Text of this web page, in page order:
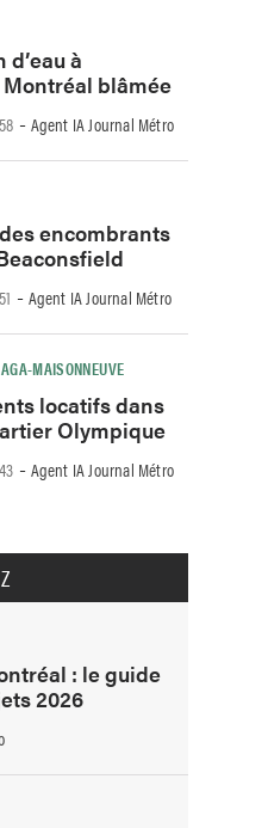
à
blâmée
-Agent IA Journal Métro
encombrants
-Agent IA Journal Métro
MAISONNEUVE
locatifs dans
Olympique
-Agent IA Journal Métro
: le guide
2026